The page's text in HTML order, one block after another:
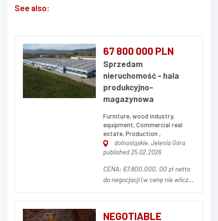
See also:
67 800 000 PLN
Sprzedam
nieruchomość - hala
produkcyjno-
magazynowa
Furniture, wood industry,
equipment, Commercial real
estate, Production ,
dolnośląskie, Jelenia Góra
published 25.02.2026
CENA: 67.800.000, 00 zł netto
do negocjacji (w cenę nie wlicza
ogłoszenia jest nieruchomość
NEGOTIABLE